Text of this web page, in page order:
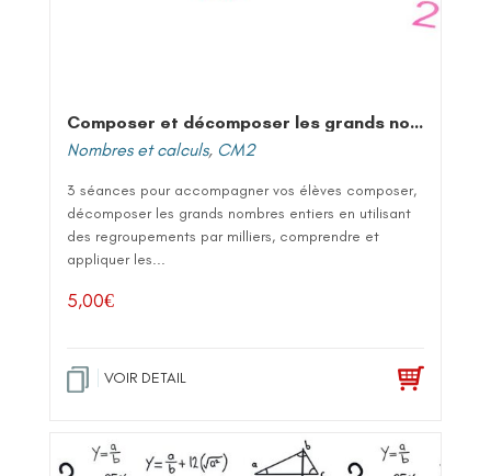
Composer et décomposer les grands nombres entiers
Nombres et calculs, CM2
3 séances pour accompagner vos élèves composer,
décomposer les grands nombres entiers en utilisant
des regroupements par milliers, comprendre et
appliquer les...
5,00€
VOIR DETAIL